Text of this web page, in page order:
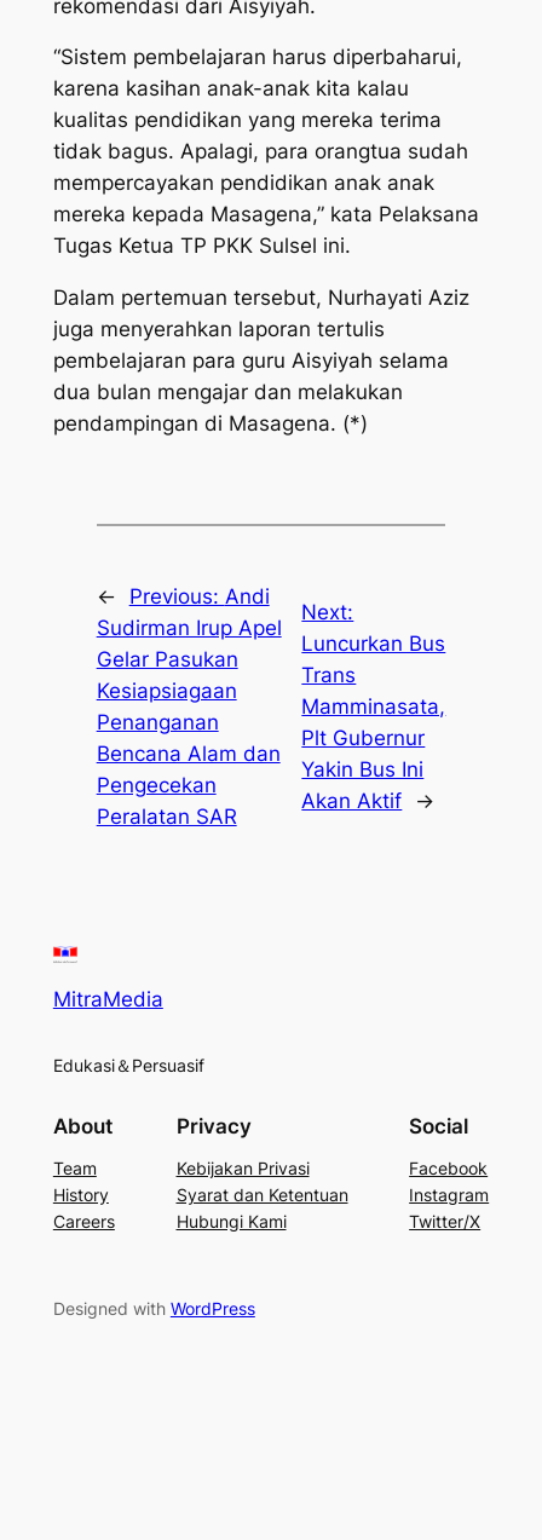
rekomendasi dari Aisyiyah.
“Sistem pembelajaran harus diperbaharui,
karena kasihan anak-anak kita kalau
kualitas pendidikan yang mereka terima
tidak bagus. Apalagi, para orangtua sudah
mempercayakan pendidikan anak anak
mereka kepada Masagena,” kata Pelaksana
Tugas Ketua TP PKK Sulsel ini.
Dalam pertemuan tersebut, Nurhayati Aziz
juga menyerahkan laporan tertulis
pembelajaran para guru Aisyiyah selama
dua bulan mengajar dan melakukan
pendampingan di Masagena. (*)
← Previous: Andi
Sudirman Irup Apel
Gelar Pasukan
Kesiapsiagaan
Penanganan
Bencana Alam dan
Pengecekan
Peralatan SAR
Next:
Luncurkan Bus
Trans
Mamminasata,
Plt Gubernur
Yakin Bus Ini
Akan Aktif
→
MitraMedia
Edukasi＆Persuasif
About
Team
History
Careers
Privacy
Kebijakan Privasi
Syarat dan Ketentuan
Hubungi Kami
Social
Facebook
Instagram
Twitter/X
Designed with WordPress